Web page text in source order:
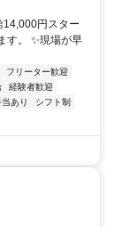
円スター
す。 ✨現場が早
フリーター歓迎
経験者歓迎
あり
シフト制